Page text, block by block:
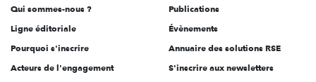
Qui sommes-nous ?
Ligne éditoriale
Pourquoi s'inscrire
Acteurs de l'engagement
Publications
Évènements
Annuaire des solutions RSE
S'inscrire aux newsletters